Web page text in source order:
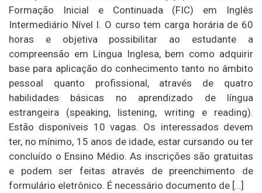
Formação Inicial e Continuada (FIC) em Inglês
Intermediário Nível I. O curso tem carga horária de 60
horas e objetiva possibilitar ao estudante a
compreensão em Língua Inglesa, bem como adquirir
base para aplicação do conhecimento tanto no âmbito
pessoal quanto profissional, através de quatro
habilidades básicas no aprendizado de língua
estrangeira (speaking, listening, writing e reading).
Estão disponíveis 10 vagas. Os interessados devem
ter, no mínimo, 15 anos de idade, estar cursando ou ter
concluído o Ensino Médio. As inscrições são gratuitas
e podem ser feitas através de preenchimento de
formulário eletrônico. É necessário documento de […]